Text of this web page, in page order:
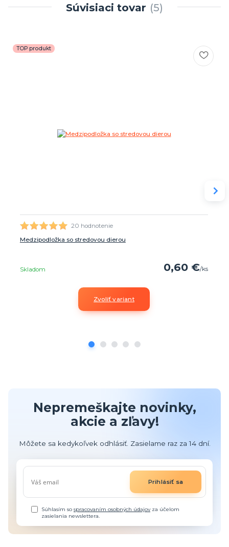
Súvisiaci tovar 5
TOP produkt
20 hodnotenie
Medzipodložka so stredovou dierou
0,60 €/ks
Skladom
Zvoliť variant
Nepremeškajte novinky,
akcie a zľavy!
Môžete sa kedykoľvek odhlásiť. Zasielame raz za 14 dní.
Prihlásiť sa
Súhlasím sospracovaním osobných údajovza účelom
zasielania newslettera.